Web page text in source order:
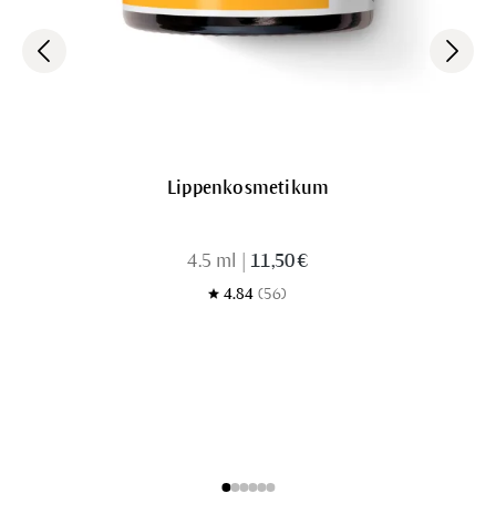
Lippenkosmetikum
4.5 ml 11,50 €
4.84 (56)